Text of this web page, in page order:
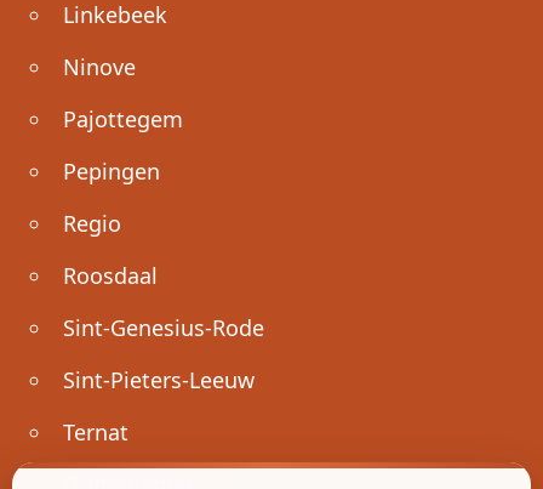
Linkebeek
Ninove
Pajottegem
Pepingen
Regio
Roosdaal
Sint-Genesius-Rode
Sint-Pieters-Leeuw
Ternat